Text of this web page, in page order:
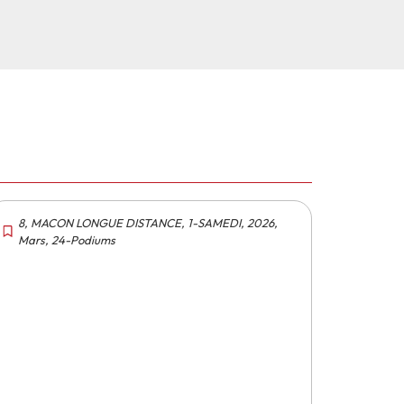
8, MACON LONGUE DISTANCE, 1-SAMEDI, 2026,
Mars, 24-Podiums